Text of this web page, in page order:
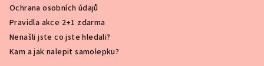
Ochrana osobních údajů
Pravidla akce 2+1 zdarma
Nenašli jste co jste hledali?
Kam a jak nalepit samolepku?